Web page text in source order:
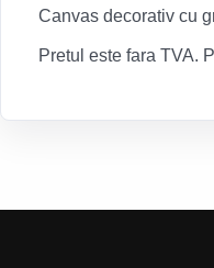
Canvas decorativ cu
Pretul este fara TVA.